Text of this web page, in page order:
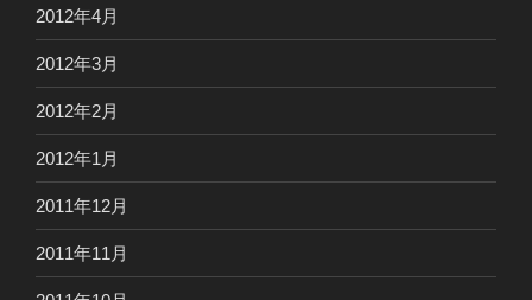
2012年4月
2012年3月
2012年2月
2012年1月
2011年12月
2011年11月